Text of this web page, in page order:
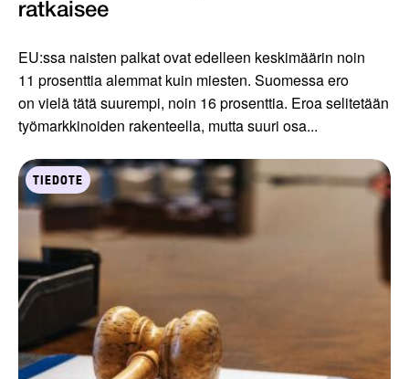
ratkaisee
EU:ssa naisten palkat ovat edelleen keskimäärin noin
11 prosenttia alemmat kuin miesten. Suomessa ero
on vielä tätä suurempi, noin 16 prosenttia. Eroa selitetään
työmarkkinoiden rakenteella, mutta suuri osa...
TIEDOTE